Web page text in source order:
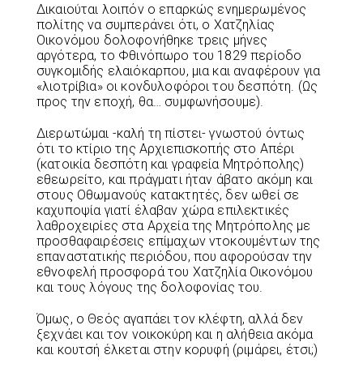
Δικαιούται λοιπόν ο επαρκώς ενημερωμένος
πολίτης να συμπεράνει ότι, ο Χατζηλίας
Οικονόμου δολοφονήθηκε τρεις μήνες
αργότερα, το Φθινόπωρο του 1829 περίοδο
συγκομιδής ελαιόκαρπου, μια και αναφέρουν για
«λιοτρίβια» οι κονδυλοφόροι του δεσπότη. (Ως
προς την εποχή, θα… συμφωνήσουμε).
Διερωτώμαι -καλή τη πίστει- γνωστού όντως
ότι το κτίριο της Αρχιεπισκοπής στο Απέρι
(κατοικία δεσπότη και γραφεία Μητρόπολης)
εθεωρείτο, και πράγματι ήταν άβατο ακόμη και
στους Οθωμανούς κατακτητές, δεν ωθεί σε
καχυποψία γιατί έλαβαν χώρα επιλεκτικές
λαθροχειρίες στα Αρχεία της Μητρόπολης με
προσθαφαιρέσεις επίμαχων ντοκουμέντων της
επαναστατικής περιόδου, που αφορούσαν την
εθνοφελή προσφορά του Χατζηλία Οικονόμου
και τους λόγους της δολοφονίας του.
Όμως, ο Θεός αγαπάει τον κλέφτη, αλλά δεν
ξεχνάει και τον νοικοκύρη και η αλήθεια ακόμα
και κουτσή έλκεται στην κορυφή (ριμάρει, έτσι;)